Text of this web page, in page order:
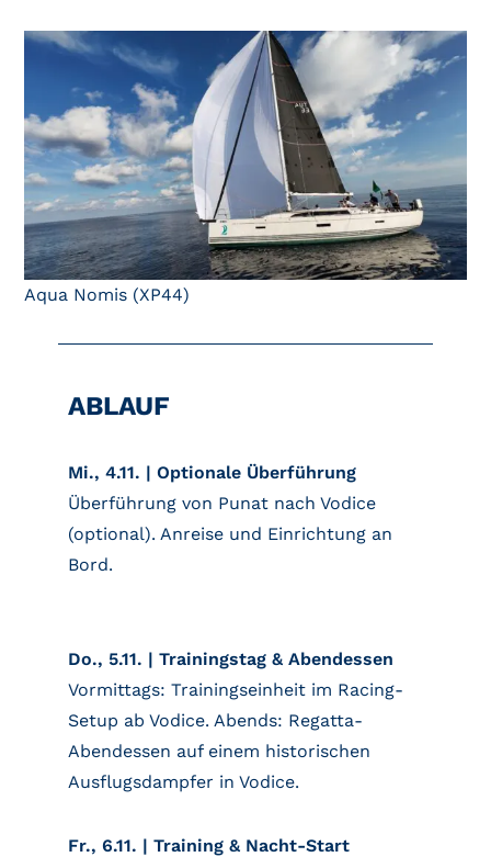
Aqua Nomis (XP44)
ABLAUF
Mi., 4.11. | Optionale Überführung
Überführung von Punat nach Vodice
(optional). Anreise und Einrichtung an
Bord.
Do., 5.11. | Trainingstag & Abendessen
Vormittags: Trainingseinheit im Racing-
Setup ab Vodice. Abends: Regatta-
Abendessen auf einem historischen
Ausflugsdampfer in Vodice.
Fr., 6.11. | Training & Nacht-Start